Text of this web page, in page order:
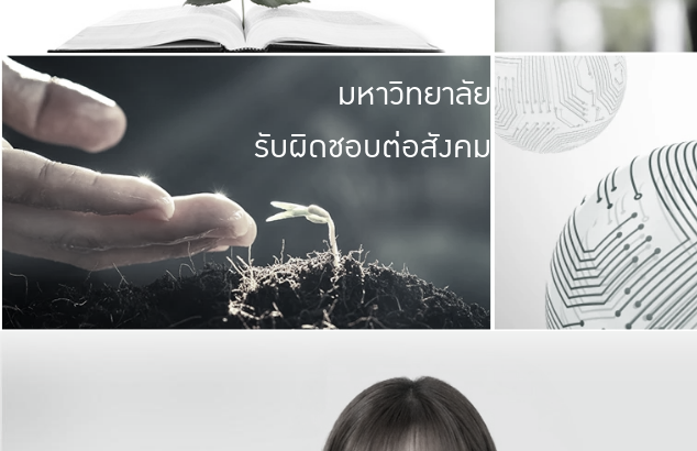
มหาวิทยาลัย
รับผิดชอบต่อสังคม